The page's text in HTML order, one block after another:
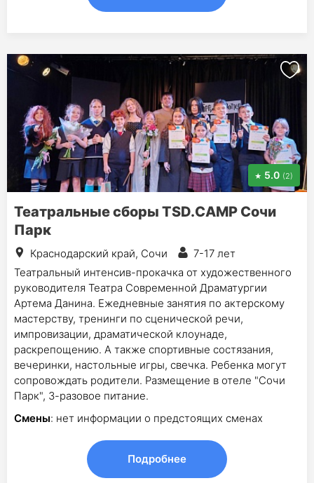
5.0 (2)
Театральные сборы TSD.CAMP Сочи
Парк
Краснодарский край, Сочи
7-17 лет
Театральный интенсив-прокачка от художественного
руководителя Театра Современной Драматургии
Артема Данина. Ежедневные занятия по актерскому
мастерству, тренинги по сценической речи,
импровизации, драматической клоунаде,
раскрепощению. А также спортивные состязания,
вечеринки, настольные игры, свечка. Ребенка могут
сопровождать родители. Размещение в отеле "Сочи
Парк", 3-разовое питание.
Смены: нет информации о предстоящих сменах
Подробнее